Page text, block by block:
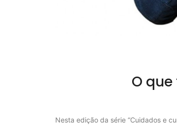
O
Nesta edição da série “Cuidados e